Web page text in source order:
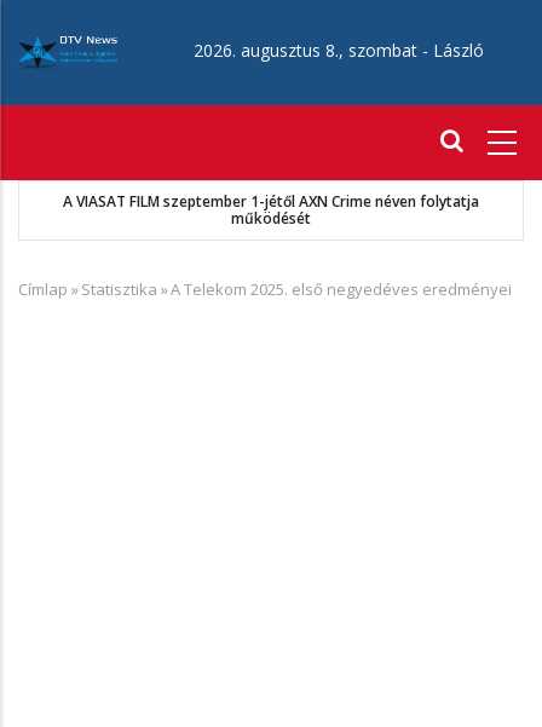
tartalomra
2026. augusztus 8., szombat - László
A VIASAT FILM szeptember 1-jétől AXN Crime néven folytatja
működését
Morzsa
Címlap »Statisztika »A Telekom 2025. első negyedéves eredményei